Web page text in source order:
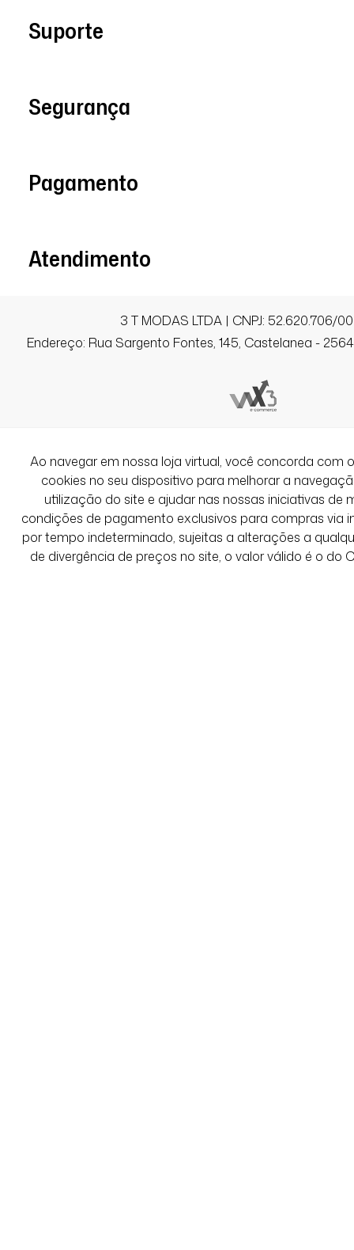
Maria D.
Comprador Verificado
13/05/2026 às 06h29
Montes Claros / MG
Ótima para usar embaixo de outras
Ver Mais Avaliações
Suporte
Segurança
Pagamento
Atendimento
3 T MODAS LTDA | CNPJ: 52.620.706/
Endereço: Rua Sargento Fontes, 145, Castelanea -
Ao navegar em nossa loja virtual, você concorda com
cookies no seu dispositivo para melhorar a
utilização do site e ajudar nas nossas iniciativas de
condições de pagamento exclusivos para compras via
por tempo indeterminado, sujeitas a alterações a
de divergência de preços no site, o valor válido é o do